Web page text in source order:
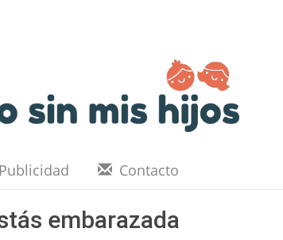
Publicidad Contacto
embarazada